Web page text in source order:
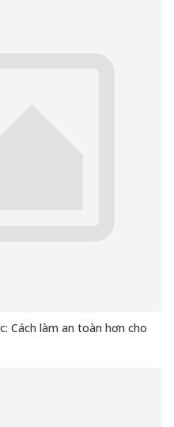
Cách làm an toàn hơn cho